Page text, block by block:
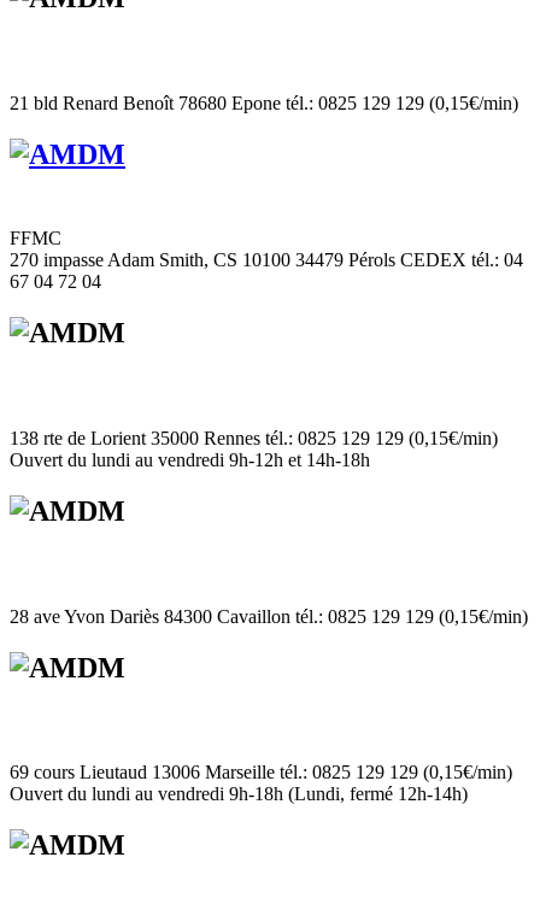
21 bld Renard Benoît 78680 Epone tél.: 0825 129 129 (0,15€/min)
FFMC
270 impasse Adam Smith, CS 10100 34479 Pérols CEDEX tél.: 04
67 04 72 04
138 rte de Lorient 35000 Rennes tél.: 0825 129 129 (0,15€/min)
Ouvert du lundi au vendredi 9h-12h et 14h-18h
28 ave Yvon Dariès 84300 Cavaillon tél.: 0825 129 129 (0,15€/min)
69 cours Lieutaud 13006 Marseille tél.: 0825 129 129 (0,15€/min)
Ouvert du lundi au vendredi 9h-18h (Lundi, fermé 12h-14h)